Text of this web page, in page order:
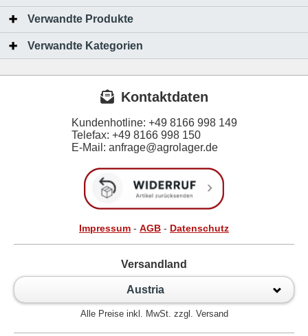
Verwandte Produkte
Verwandte Kategorien
Kontaktdaten
Kundenhotline: +49 8166 998 149
Telefax: +49 8166 998 150
E-Mail: anfrage@agrolager.de
Impressum - AGB - Datenschutz
Versandland
Austria
Alle Preise inkl. MwSt. zzgl. Versand